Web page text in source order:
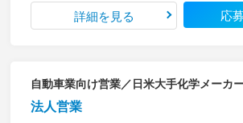
詳細を見る 応
自動車業向け営業／日米大手化学メーカ
法人営業